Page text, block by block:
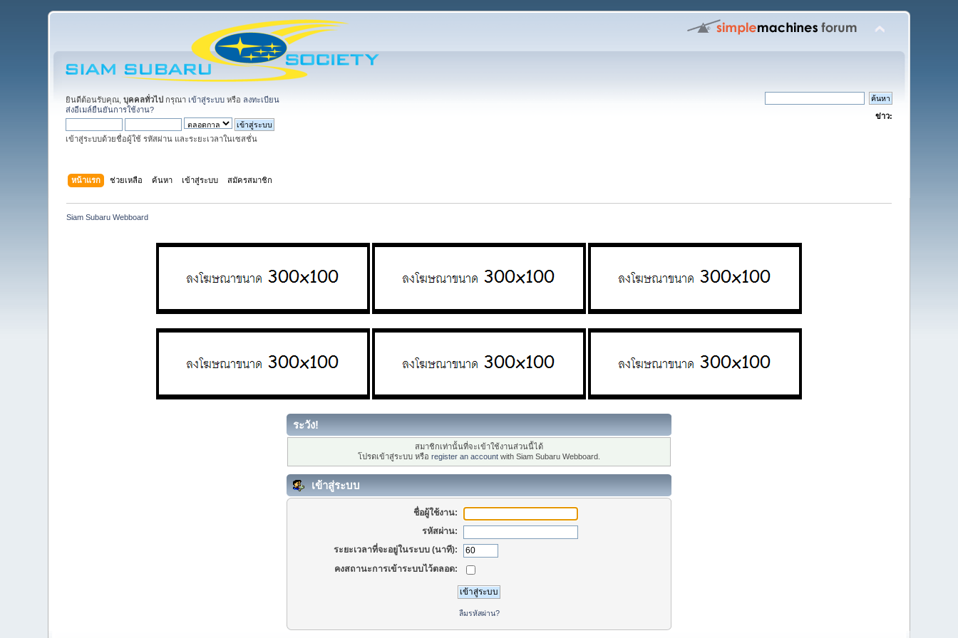
ยินดีต้อนรับคุณ,บุคคลทั่วไป กรุณา เข้าสู่ระบบ หรือ ลงทะเบียน
ส่งอีเมล์ยืนยันการใช้งาน?
เข้าสู่ระบบด้วยชื่อผู้ใช้ รหัสผ่าน และระยะเวลาในเซสชั่น
ข่าว:
หน้าแรก ช่วยเหลือ ค้นหา เข้าสู่ระบบ สมัครสมาชิก
Siam Subaru Webboard
ระวัง!
สมาชิกเท่านั้นที่จะเข้าใช้งานส่วนนี้ได้
โปรดเข้าสู่ระบบ หรือ register an account with Siam Subaru Webboard.
เข้าสู่ระบบ
ชื่อผู้ใช้งาน:
รหัสผ่าน:
ระยะเวลาที่จะอยู่ในระบบ (นาที):
คงสถานะการเข้าระบบไว้ตลอด:
ลืมรหัสผ่าน?